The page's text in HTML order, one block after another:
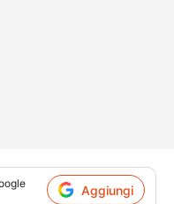
Aggiungi